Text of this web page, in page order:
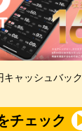
ャッシュバック
チェック